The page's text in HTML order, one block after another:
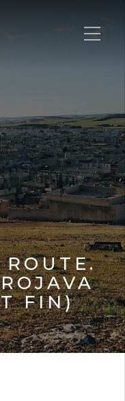
ROUTE.
FIN)